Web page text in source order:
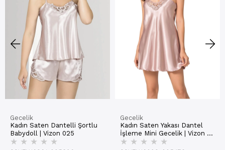
Gecelik
Kadın Saten Dantelli Şortlu
Babydoll | Vizon 025
★ ★ ★ ★ ★
Gecelik
Kadın Saten Yakası Dantel
İşleme Mini Gecelik | Vizon H
005
★ ★ ★ ★ ★